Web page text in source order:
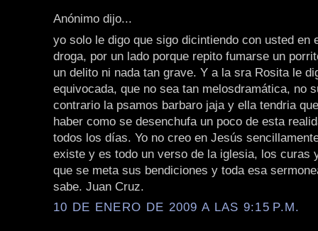
Anónimo dijo...
yo solo le digo que sigo dicintiendo con usted en
droga, por un lado porque repito fumarse un
un delito ni nada tan grave. Y a la sra Rosita le
equivocada, que no sea tan melosdramática, no
contrario la psamos barbaro jaja y ella tendria
haber como se desenchufa un poco de esta
todos los días. Yo no creo en Jesús
existe y es todo un verso de la iglesia, los curas
que se meta sus bendiciones y toda esa
sabe. Juan Cruz.
10 DE ENERO DE 2009 A LAS 9:15 P.M.